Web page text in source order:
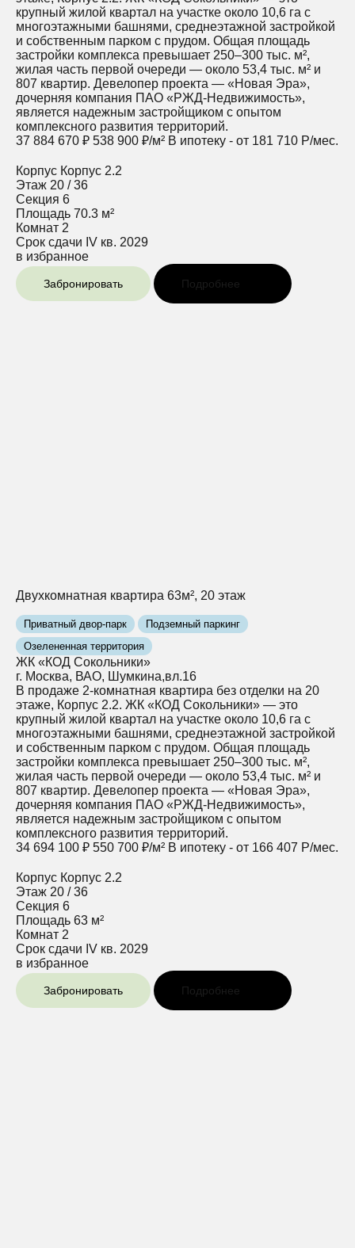
крупный жилой квартал на участке около 10,6 га с
многоэтажными башнями, среднеэтажной застройкой
и собственным парком с прудом. Общая площадь
застройки комплекса превышает 250–300 тыс. м²,
жилая часть первой очереди — около 53,4 тыс. м² и
807 квартир. Девелопер проекта — «Новая Эра»,
дочерняя компания ПАО «РЖД‑Недвижимость»,
является надежным застройщиком с опытом
комплексного развития территорий.
37 884 670 ₽ 538 900 ₽/м² В ипотеку - от 181 710 Р/мес.
Корпус Корпус 2.2
Этаж 20 / 36
Секция 6
Площадь 70.3 м²
Комнат 2
Срок сдачи IV кв. 2029
в избранное
Забронировать Подробнее
Двухкомнатная квартира 63м², 20 этаж
Приватный двор-парк
Подземный паркинг
Озелененная территория
ЖК «КОД Сокольники»
г. Москва, ВАО, Шумкина,вл.16
В продаже 2-комнатная квартира без отделки на 20
этаже, Корпус 2.2. ЖК «КОД Сокольники» — это
крупный жилой квартал на участке около 10,6 га с
многоэтажными башнями, среднеэтажной застройкой
и собственным парком с прудом. Общая площадь
застройки комплекса превышает 250–300 тыс. м²,
жилая часть первой очереди — около 53,4 тыс. м² и
807 квартир. Девелопер проекта — «Новая Эра»,
дочерняя компания ПАО «РЖД‑Недвижимость»,
является надежным застройщиком с опытом
комплексного развития территорий.
34 694 100 ₽ 550 700 ₽/м² В ипотеку - от 166 407 Р/мес.
Корпус Корпус 2.2
Этаж 20 / 36
Секция 6
Площадь 63 м²
Комнат 2
Срок сдачи IV кв. 2029
в избранное
Забронировать Подробнее